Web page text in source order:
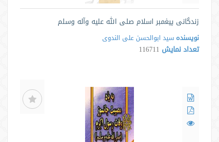
زندگانی پیغمبر اسلام صلی الله علیه وآله وسلم
نویسنده سید ابوالحسن علی الندوی
تعداد نمایش 116711